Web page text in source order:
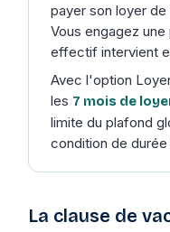
payer son loyer
Vous engagez
effectif intervient
Avec l'option
les 7 mois de
limite du plafond
condition de
La clause de